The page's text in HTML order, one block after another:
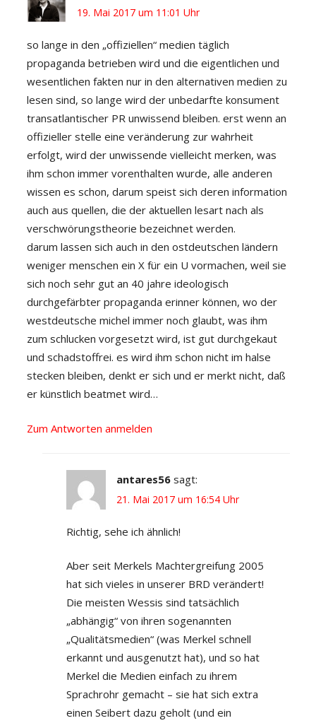
19. Mai 2017 um 11:01 Uhr
so lange in den „offiziellen“ medien täglich
propaganda betrieben wird und die eigentlichen und
wesentlichen fakten nur in den alternativen medien zu
lesen sind, so lange wird der unbedarfte konsument
transatlantischer PR unwissend bleiben. erst wenn an
offizieller stelle eine veränderung zur wahrheit
erfolgt, wird der unwissende vielleicht merken, was
ihm schon immer vorenthalten wurde, alle anderen
wissen es schon, darum speist sich deren information
auch aus quellen, die der aktuellen lesart nach als
verschwörungstheorie bezeichnet werden.
darum lassen sich auch in den ostdeutschen ländern
weniger menschen ein X für ein U vormachen, weil sie
sich noch sehr gut an 40 jahre ideologisch
durchgefärbter propaganda erinner können, wo der
westdeutsche michel immer noch glaubt, was ihm
zum schlucken vorgesetzt wird, ist gut durchgekaut
und schadstoffrei. es wird ihm schon nicht im halse
stecken bleiben, denkt er sich und er merkt nicht, daß
er künstlich beatmet wird…
Zum Antworten anmelden
antares56 sagt:
21. Mai 2017 um 16:54 Uhr
Richtig, sehe ich ähnlich!
Aber seit Merkels Machtergreifung 2005
hat sich vieles in unserer BRD verändert!
Die meisten Wessis sind tatsächlich
„abhängig“ von ihren sogenannten
„Qualitätsmedien“ (was Merkel schnell
erkannt und ausgenutzt hat), und so hat
Merkel die Medien einfach zu ihrem
Sprachrohr gemacht – sie hat sich extra
einen Seibert dazu geholt (und ein